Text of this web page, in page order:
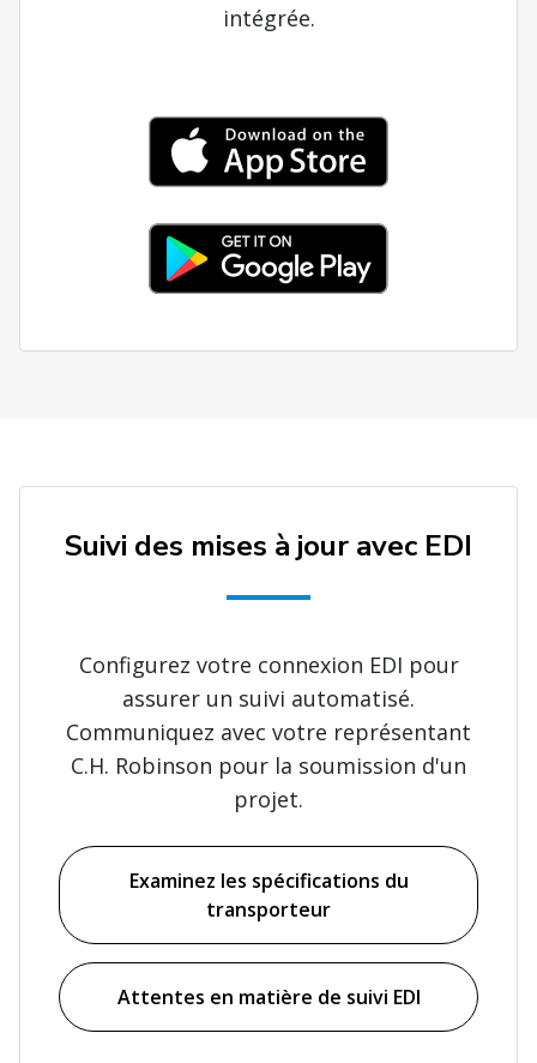
intégrée.
Suivi des mises à jour avec EDI
Configurez votre connexion EDI pour
assurer un suivi automatisé.
Communiquez avec votre représentant
C.H. Robinson pour la soumission d'un
projet.
Examinez les spécifications du
transporteur
Attentes en matière de suivi EDI